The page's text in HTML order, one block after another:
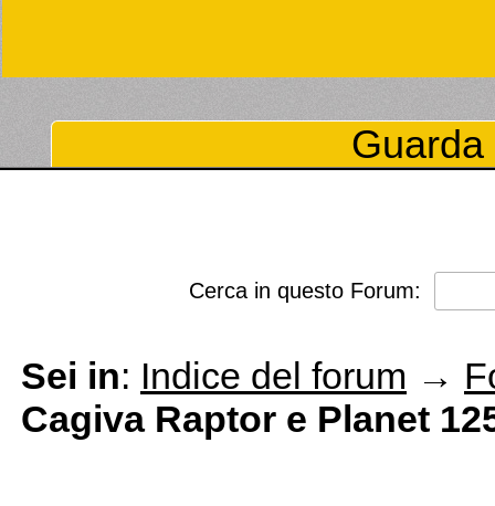
Cerca in questo Forum:
Sei in: Indice del forum →
Cagiva Raptor e Planet